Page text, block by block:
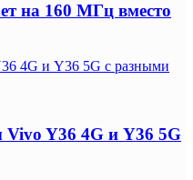
на 160 МГц вместо
4G и Y36 5G с разными
Y36 4G и Y36 5G